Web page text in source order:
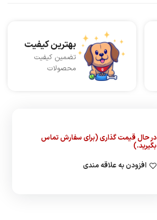
بهترین کیفیت
تضمین کیفیت
محصولات
در حال قیمت گذاری (برای سفارش تماس
بگیرید.)
افزودن به علاقه مندی